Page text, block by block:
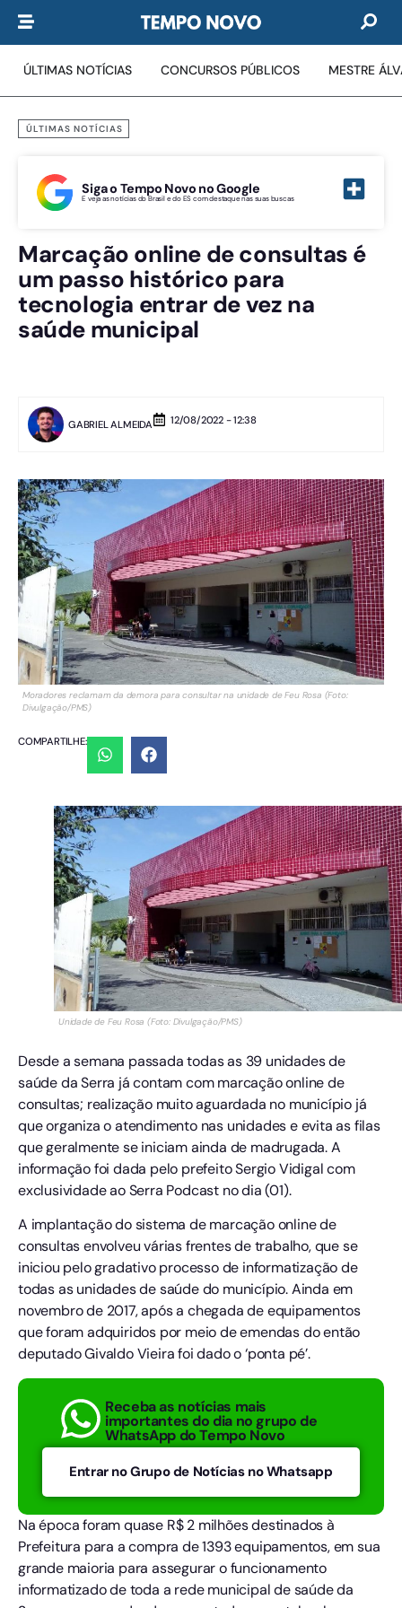
ÚLTIMAS NOTÍCIAS CONCURSOS PÚBLICOS MESTRE
ÚLTIMAS NOTÍCIAS
Siga o Tempo Novo no Google
E veja as notícias do Brasil e do ES com destaque nas suas buscas
Marcação online de consultas é
um passo histórico para
tecnologia entrar de vez na
saúde municipal
GABRIEL ALMEIDA 12/08/2022 - 12:38
Moradores reclamam da demora para consultar na unidade de Feu Rosa (Foto:
Divulgação/PMS)
COMPARTILHE:
Unidade de Feu Rosa (Foto: Divulgação/PMS)
Desde a semana passada todas as 39 unidades de
saúde da Serra já contam com marcação online de
consultas; realização muito aguardada no município já
que organiza o atendimento nas unidades e evita as filas
que geralmente se iniciam ainda de madrugada. A
informação foi dada pelo prefeito Sergio Vidigal com
exclusividade ao Serra Podcast no dia (01).
A implantação do sistema de marcação online de
consultas envolveu várias frentes de trabalho, que se
iniciou pelo gradativo processo de informatização de
todas as unidades de saúde do município. Ainda em
novembro de 2017, após a chegada de equipamentos
que foram adquiridos por meio de emendas do então
deputado Givaldo Vieira foi dado o ‘ponta pé’.
Receba as notícias mais
importantes do dia no grupo de
WhatsApp do Tempo Novo
Entrar no Grupo de Notícias no Whatsapp
Na época foram quase R$ 2 milhões destinados à
Prefeitura para a compra de 1393 equipamentos, em sua
grande maioria para assegurar o funcionamento
informatizado de toda a rede municipal de saúde da